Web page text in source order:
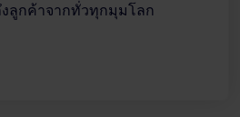
งลูกค้าจากทั่วทุกมุมโลก